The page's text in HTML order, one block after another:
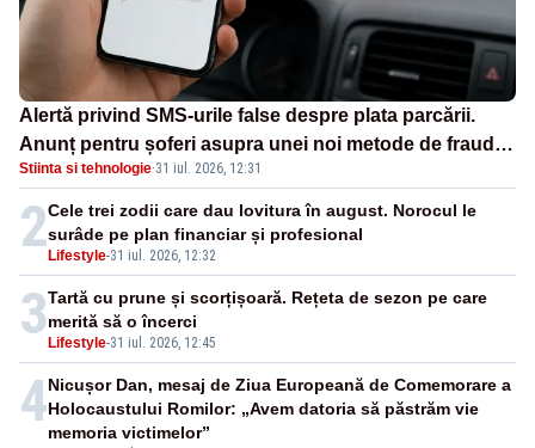
Alertă privind SMS-urile false despre plata parcării.
Anunț pentru șoferi asupra unei noi metode de fraudă
online
Stiinta si tehnologie·31 iul. 2026, 12:31
2 Lifestyle-31 iul. 2026, 12:32
Cele trei zodii care dau lovitura în august. Norocul le
surâde pe plan financiar și profesional
3 Lifestyle-31 iul. 2026, 12:45
Tartă cu prune și scorțișoară. Rețeta de sezon pe care
merită să o încerci
4Nicușor Dan, mesaj de Ziua Europeană de Comemorare a
Holocaustului Romilor: „Avem datoria să păstrăm vie
memoria victimelor”